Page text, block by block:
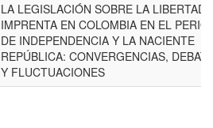
LA LEGISLACIÓN SOBRE LA LIBERTAD
IMPRENTA EN COLOMBIA EN EL
DE INDEPENDENCIA Y LA NACIENTE
REPÚBLICA: CONVERGENCIAS,
Y FLUCTUACIONES